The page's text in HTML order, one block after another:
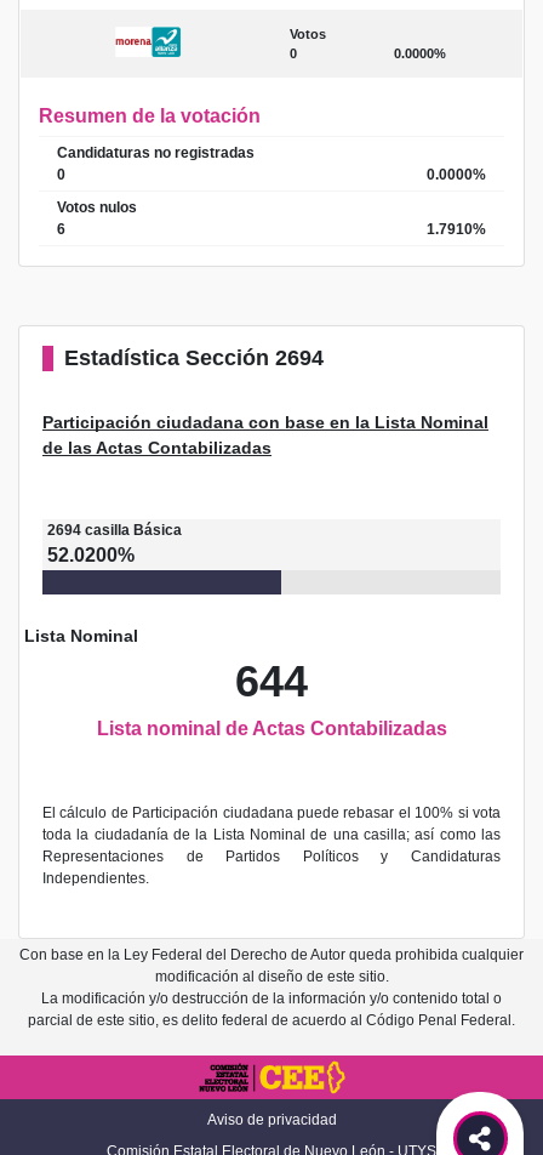
Votos
0
0.0000%
Resumen de la votación
Candidaturas no registradas
0
0.0000%
Votos nulos
6
1.7910%
Estadística Sección 2694
Participación ciudadana con base en la Lista Nominal
de las Actas Contabilizadas
2694 casilla Básica
52.0200%
Lista Nominal
644
Lista nominal de Actas Contabilizadas
El cálculo de Participación ciudadana puede rebasar el 100% si vota
toda la ciudadanía de la Lista Nominal de una casilla; así como las
Representaciones de Partidos Políticos y Candidaturas
Independientes.
Con base en la Ley Federal del Derecho de Autor queda prohibida cualquier
modificación al diseño de este sitio.
La modificación y/o destrucción de la información y/o contenido total o
parcial de este sitio, es delito federal de acuerdo al Código Penal Federal.
Aviso de privacidad
Comisión Estatal Electoral de Nuevo León - UTYS